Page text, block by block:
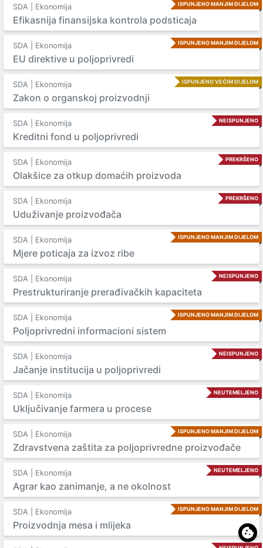
ISPUNJENO MANJIM DIJELOM
SDA | Ekonomija
Efikasnija finansijska kontrola podsticaja
ISPUNJENO MANJIM DIJELOM
SDA | Ekonomija
EU direktive u poljoprivredi
ISPUNJENO VEĆIM DIJELOM
SDA | Ekonomija
Zakon o organskoj proizvodnji
NEISPUNJENO
SDA | Ekonomija
Kreditni fond u poljoprivredi
PREKRŠENO
SDA | Ekonomija
Olakšice za otkup domaćih proizvoda
PREKRŠENO
SDA | Ekonomija
Uduživanje proizvođača
ISPUNJENO MANJIM DIJELOM
SDA | Ekonomija
Mjere poticaja za izvoz ribe
NEISPUNJENO
SDA | Ekonomija
Prestrukturiranje prerađivačkih kapaciteta
ISPUNJENO MANJIM DIJELOM
SDA | Ekonomija
Poljoprivredni informacioni sistem
NEISPUNJENO
SDA | Ekonomija
Jačanje institucija u poljoprivredi
NEUTEMELJENO
SDA | Ekonomija
Uključivanje farmera u procese
ISPUNJENO MANJIM DIJELOM
SDA | Ekonomija
Zdravstvena zaštita za poljoprivredne proizvođače
NEUTEMELJENO
SDA | Ekonomija
Agrar kao zanimanje, a ne okolnost
ISPUNJENO MANJIM DIJELOM
SDA | Ekonomija
Proizvodnja mesa i mlijeka